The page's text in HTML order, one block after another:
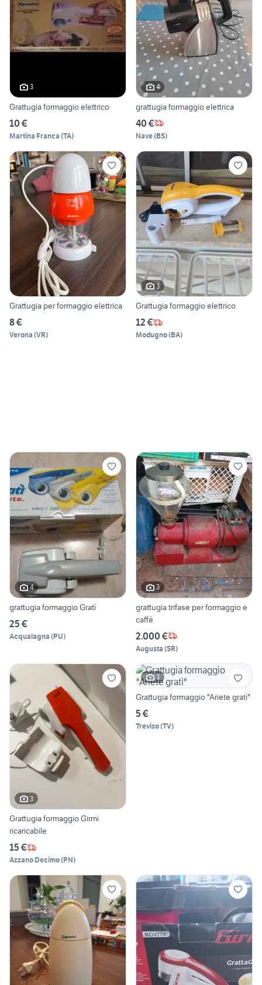
3
Grattugia formaggio elettrico
10 €
Martina Franca (TA)
4
grattugia formaggio elettrica
40 €
Nave(BS)
Grattugia per formaggio elettrica
8 €
Verona (VR)
3
Grattugia formaggio elettrico
12 €
Modugno(BA)
4
grattugia formaggio Gratì
25 €
Acqualagna (PU)
3
grattugia trifase per formaggio e
caffè
2.000 €
Augusta (SR)
3
Grattugia formaggio Girmi
ricaricabile
15 €
Azzano Decimo(PN)
3
Grattugia formaggio "Ariete gratì"
5 €
Treviso(TV)